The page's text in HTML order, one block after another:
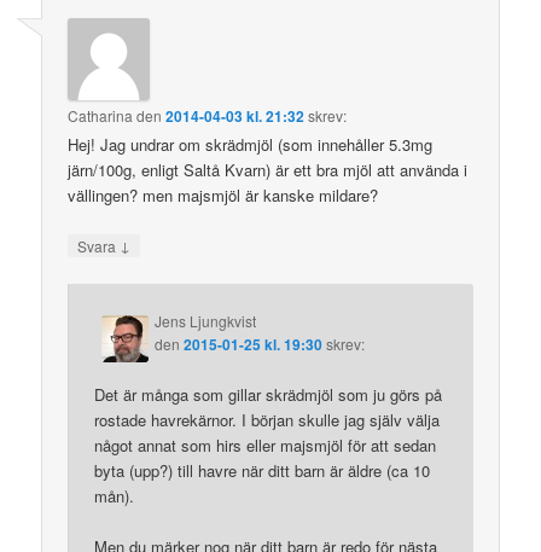
Catharina den2014-04-03 kl. 21:32skrev:
Hej! Jag undrar om skrädmjöl (som innehåller 5.3mg
järn/100g, enligt Saltå Kvarn) är ett bra mjöl att använda i
vällingen? men majsmjöl är kanske mildare?
Svara ↓
Jens Ljungkvist
den2015-01-25 kl. 19:30skrev:
Det är många som gillar skrädmjöl som ju görs på
rostade havrekärnor. I början skulle jag själv välja
något annat som hirs eller majsmjöl för att sedan
byta (upp?) till havre när ditt barn är äldre (ca 10
mån).
Men du märker nog när ditt barn är redo för nästa